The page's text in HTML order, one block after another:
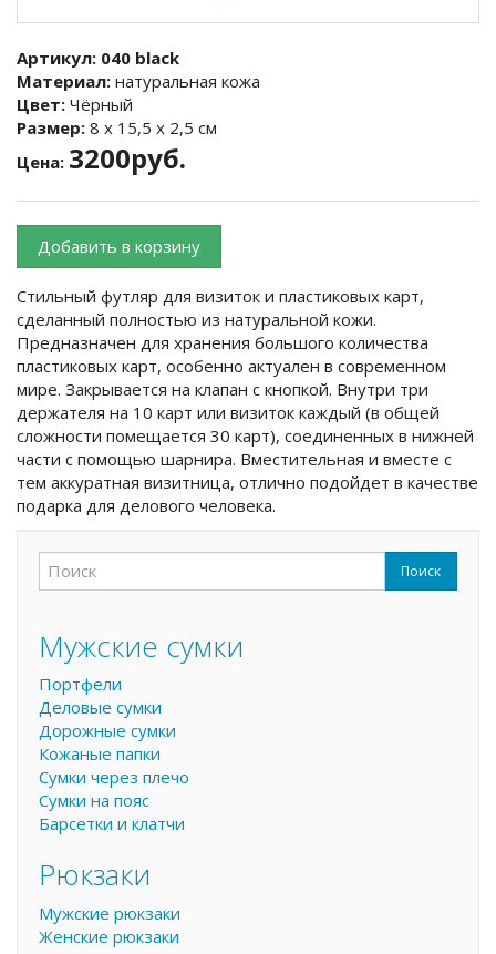
Артикул: 040 black
Материал: натуральная кожа
Цвет: Чёрный
Размер: 8 х 15,5 х 2,5 см
Цена: 3200руб.
Добавить в корзину
Стильный футляр для визиток и пластиковых карт,
сделанный полностью из натуральной кожи.
Предназначен для хранения большого количества
пластиковых карт, особенно актуален в современном
мире. Закрывается на клапан с кнопкой. Внутри три
держателя на 10 карт или визиток каждый (в общей
сложности помещается 30 карт), соединенных в нижней
части с помощью шарнира. Вместительная и вместе с
тем аккуратная визитница, отлично подойдет в качестве
подарка для делового человека.
Форма поиска Поиск
Мужские сумки
Портфели
Деловые сумки
Дорожные сумки
Кожаные папки
Сумки через плечо
Сумки на пояс
Барсетки и клатчи
Рюкзаки
Мужские рюкзаки
Женские рюкзаки